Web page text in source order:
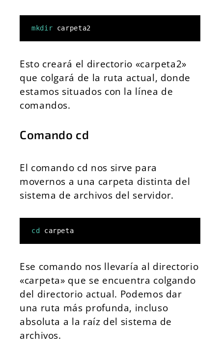
mkdir carpeta2
Esto creará el directorio «carpeta2»
que colgará de la ruta actual, donde
estamos situados con la línea de
comandos.
Comando cd
El comando cd nos sirve para
movernos a una carpeta distinta del
sistema de archivos del servidor.
cd carpeta
Ese comando nos llevaría al directorio
«carpeta» que se encuentra colgando
del directorio actual. Podemos dar
una ruta más profunda, incluso
absoluta a la raíz del sistema de
archivos.